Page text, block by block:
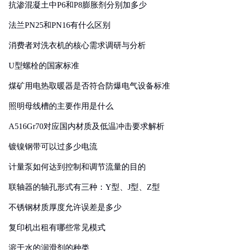
抗渗混凝土中P6和P8膨胀剂分别加多少
法兰PN25和PN16有什么区别
消费者对洗衣机的核心需求调研与分析
U型螺栓的国家标准
煤矿用电热取暖器是否符合防爆电气设备标准
照明母线槽的主要作用是什么
A516Gr70对应国内材质及低温冲击要求解析
镀镍钢带可以过多少电流
计量泵如何达到控制和调节流量的目的
联轴器的轴孔形式有三种：Y型、J型、Z型
不锈钢材质厚度允许误差是多少
复印机出租有哪些常见模式
溶于水的润滑剂的种类